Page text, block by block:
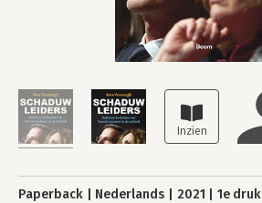
Paperback Nederlands 2021 1e druk